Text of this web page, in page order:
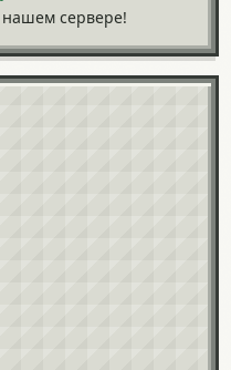
сервере!